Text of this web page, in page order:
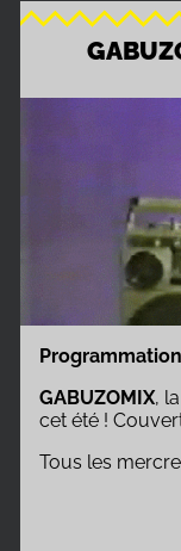
GABUZOMIX,
cet été !
Tous les